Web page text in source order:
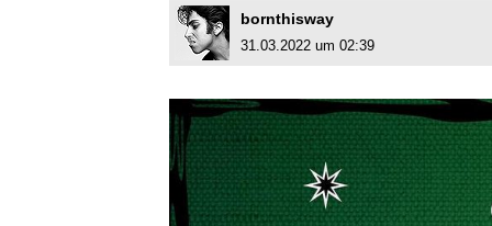
bornthisway
31.03.2022 um 02:39